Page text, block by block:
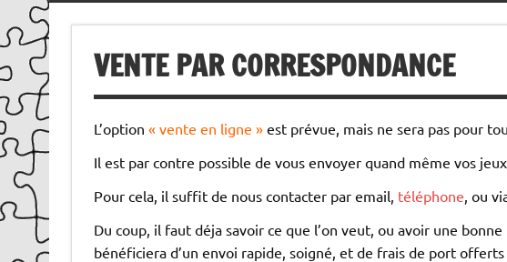
VENTE PAR CORRESPONDANCE
L’option « vente en ligne »est prévue, mais ne sera pas pour
Il est par contre possible de vous envoyer quand même vos jeux
Pour cela, il suffit de nous contacter par email, téléphone , ou
Du coup, il faut déja savoir ce que l’on veut, ou avoir une
bénéficiera d’un envoi rapide, soigné, et de frais de port offerts